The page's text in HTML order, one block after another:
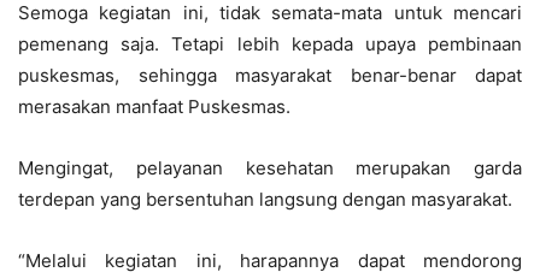
Semoga kegiatan ini, tidak semata-mata untuk mencari
pemenang saja. Tetapi lebih kepada upaya pembinaan
puskesmas, sehingga masyarakat benar-benar dapat
merasakan manfaat Puskesmas.
Mengingat, pelayanan kesehatan merupakan garda
terdepan yang bersentuhan langsung dengan masyarakat.
“Melalui kegiatan ini, harapannya dapat mendorong